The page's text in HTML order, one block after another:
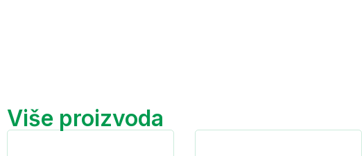
Više proizvoda